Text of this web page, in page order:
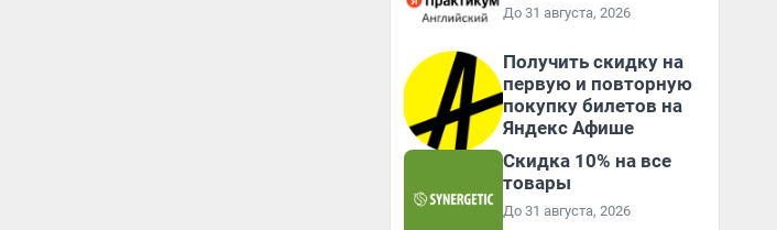
До 31 августа, 2026
Получить скидку на
первую и повторную
покупку билетов на
Яндекс Афише
Скидка 10% на все
товары
До 31 августа, 2026